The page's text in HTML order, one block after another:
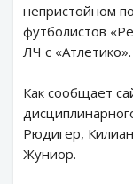
непристойном
футболистов
ЛЧ с
Как сообщает
Рюдигер,
Жуниор.